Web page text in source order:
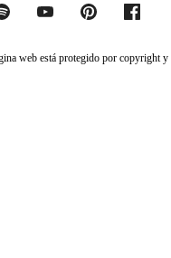
web está protegido por copyright